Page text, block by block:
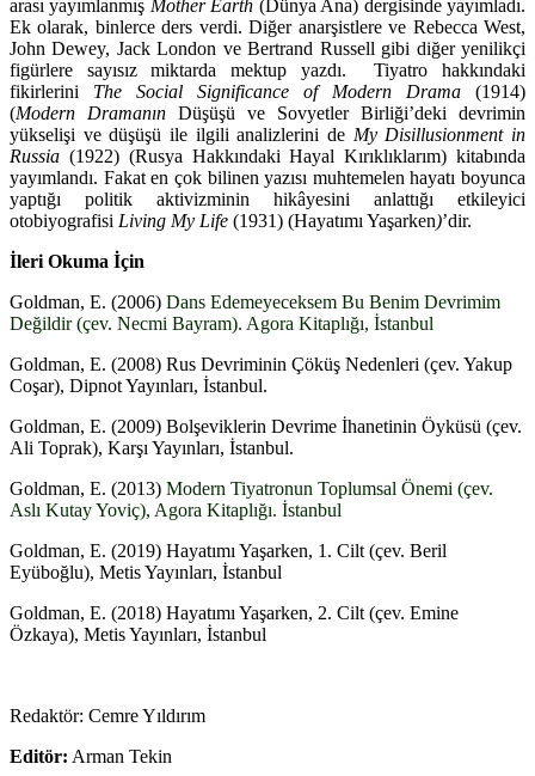
arası yayımlanmış Mother Earth (Dünya Ana) dergisinde yayımladı.
Ek olarak, binlerce ders verdi. Diğer anarşistlere ve Rebecca West,
John Dewey, Jack London ve Bertrand Russell gibi diğer yenilikçi
figürlere sayısız miktarda mektup yazdı. Tiyatro hakkındaki
fikirlerini The Social Significance of Modern Drama (1914)
(Modern Dramanın Düşüşü ve Sovyetler Birliği’deki devrimin
yükselişi ve düşüşü ile ilgili analizlerini de My Disillusionment in
Russia (1922) (Rusya Hakkındaki Hayal Kırıklıklarım) kitabında
yayımlandı. Fakat en çok bilinen yazısı muhtemelen hayatı boyunca
yaptığı politik aktivizminin hikâyesini anlattığı etkileyici
otobiyografisi Living My Life (1931) (Hayatımı Yaşarken)’dir.
İleri Okuma İçin
Goldman, E. (2006) Dans Edemeyeceksem Bu Benim Devrimim
Değildir (çev. Necmi Bayram). Agora Kitaplığı, İstanbul
Goldman, E. (2008) Rus Devriminin Çöküş Nedenleri (çev. Yakup
Coşar), Dipnot Yayınları, İstanbul.
Goldman, E. (2009) Bolşeviklerin Devrime İhanetinin Öyküsü (çev.
Ali Toprak), Karşı Yayınları, İstanbul.
Goldman, E. (2013) Modern Tiyatronun Toplumsal Önemi (çev.
Aslı Kutay Yoviç), Agora Kitaplığı. İstanbul
Goldman, E. (2019) Hayatımı Yaşarken, 1. Cilt (çev. Beril
Eyüboğlu), Metis Yayınları, İstanbul
Goldman, E. (2018) Hayatımı Yaşarken, 2. Cilt (çev. Emine
Özkaya), Metis Yayınları, İstanbul
Redaktör: Cemre Yıldırım
Editör: Arman Tekin